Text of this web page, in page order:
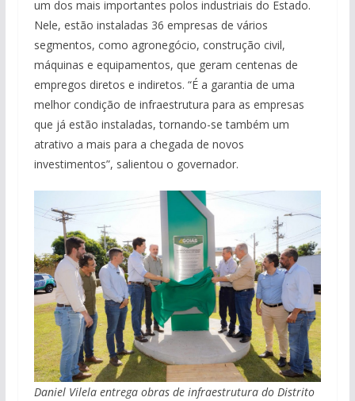
um dos mais importantes polos industriais do Estado.
Nele, estão instaladas 36 empresas de vários
segmentos, como agronegócio, construção civil,
máquinas e equipamentos, que geram centenas de
empregos diretos e indiretos. “É a garantia de uma
melhor condição de infraestrutura para as empresas
que já estão instaladas, tornando-se também um
atrativo a mais para a chegada de novos
investimentos”, salientou o governador.
Daniel Vilela entrega obras de infraestrutura do Distrito